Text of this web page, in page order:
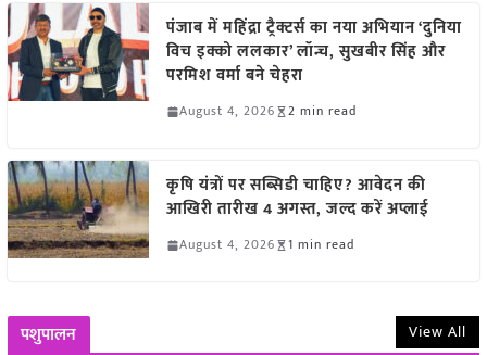
पंजाब में महिंद्रा ट्रैक्टर्स का नया अभियान ‘दुनिया
विच इक्को ललकार’ लॉन्च, सुखबीर सिंह और
परमिश वर्मा बने चेहरा
August 4, 2026 2 min read
कृषि यंत्रों पर सब्सिडी चाहिए? आवेदन की
आखिरी तारीख 4 अगस्त, जल्द करें अप्लाई
August 4, 2026 1 min read
पशुपालन View All